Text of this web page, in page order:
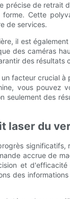
précise de
Cette
de services.
il est
des caméras
des résultats
facteur crucial
vous pouvez
des
laser du
accrue de
et
des